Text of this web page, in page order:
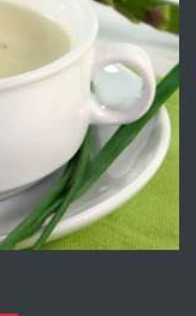
преди 16 часа
Орфей
преди 3 дни
ул. Липа до